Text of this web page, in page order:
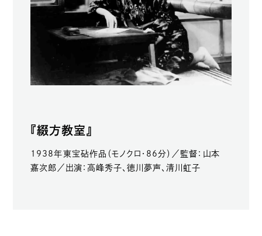
『綴方教室』
1938年東宝砧作品（モノクロ・86分）／監督：山本
嘉次郎／出演：高峰秀子、徳川夢声、清川虹子